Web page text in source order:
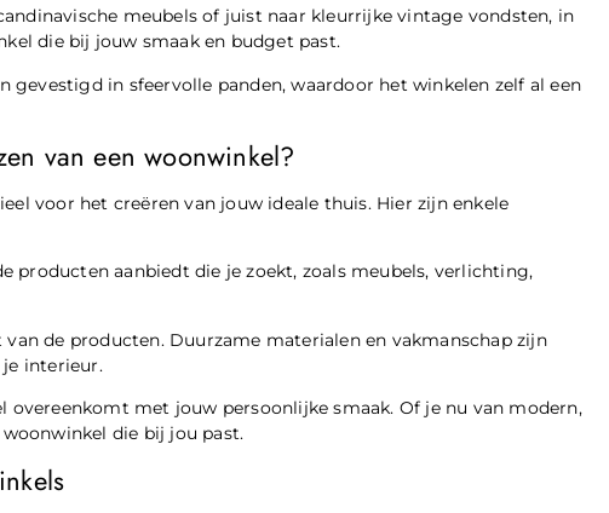
meubels of juist naar kleurrijke vintage vondsten, in
die bij jouw smaak en budget past.
gevestigd in sfeervolle panden, waardoor het winkelen zelf al een
van een woonwinkel?
voor het creëren van jouw ideale thuis. Hier zijn enkele
producten aanbiedt die je zoekt, zoals meubels, verlichting,
de producten. Duurzame materialen en vakmanschap zijn
interieur.
overeenkomt met jouw persoonlijke smaak. Of je nu van modern,
die bij jou past.